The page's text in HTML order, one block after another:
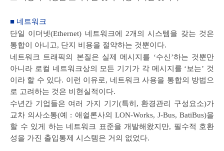
■ 네트워크
단일 이더넷(Ethernet) 네트워크에 2개의 시스템을 갖는 것은
통합이 아니고, 단지 비용을 절약하는 것뿐이다.
네트워크 트래픽의 본질은 실제 메시지를 ‘수신’하는 것뿐만
아니라 로컬 네트워크상의 모든 기기가 각 메시지를 ‘보는’ 것
이라 할 수 있다. 이런 이유로, 네트워크 사용을 통합의 방법으
로 고려하는 것은 비현실적이다.
수년간 기업들은 여러 가지 기기(특히, 환경관리 구성요소)가
교차 의사소통(예 : 애쉴론사의 LON-Works, J-Bus, BatiBus)을
할 수 있게 하는 네트워크 표준을 개발해왔지만, 필수적 호환
성을 가진 출입통제 시스템은 거의 없었다.